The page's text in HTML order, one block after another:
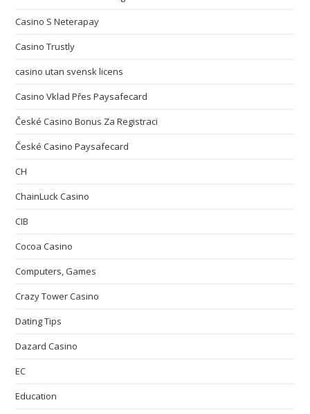
Casino S Neterapay
Casino Trustly
casino utan svensk licens
Casino Vklad Přes Paysafecard
České Casino Bonus Za Registraci
České Casino Paysafecard
CH
ChainLuck Casino
CIB
Cocoa Casino
Computers, Games
Crazy Tower Сasino
Dating Tips
Dazard Casino
EC
Education